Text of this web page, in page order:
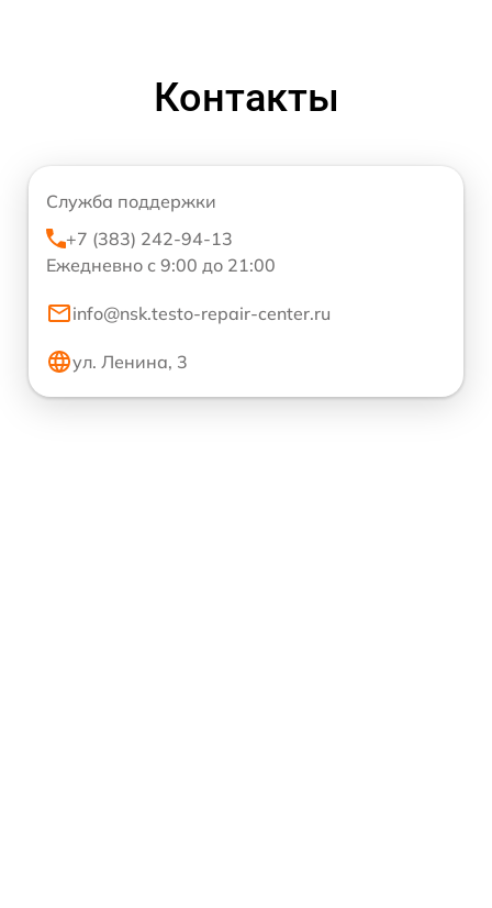
Контакты
Служба поддержки
+7 (383) 242-94-13
Ежедневно с 9:00 до 21:00
info@nsk.testo-repair-center.ru
ул. Ленина, 3